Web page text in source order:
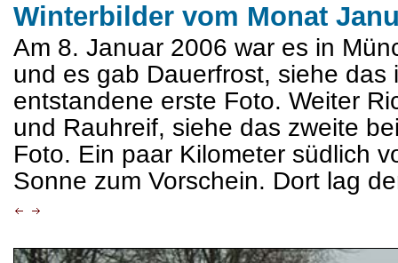
Winterbilder vom Monat
Am 8. Januar 2006 war es in
und es gab Dauerfrost, siehe das
entstandene erste Foto. Weiter
und Rauhreif, siehe das zweite
Foto. Ein paar Kilometer südlich
Sonne zum Vorschein. Dort lag